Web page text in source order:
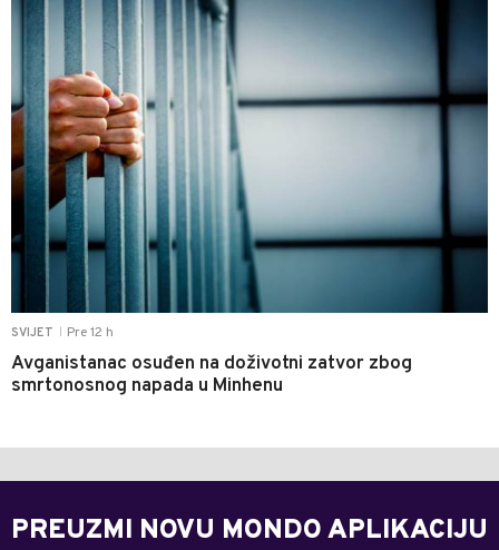
SVIJET Pre 12 h
Avganistanac osuđen na doživotni zatvor zbog
smrtonosnog napada u Minhenu
PREUZMI NOVU MONDO APLIKACIJU